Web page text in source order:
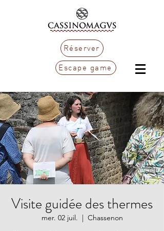
Réserver
Escape game
Visite guidée des thermes
mer. 02 juil.
  |
Chassenon